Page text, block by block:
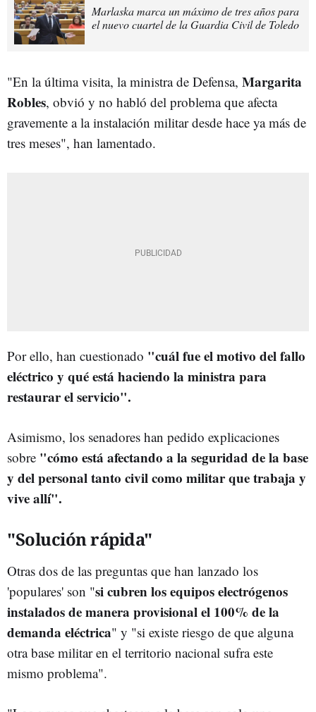
Marlaska marca un máximo de tres años para
el nuevo cuartel de la Guardia Civil de Toledo
"En la última visita, la ministra de Defensa, Margarita
Robles, obvió y no habló del problema que afecta
gravemente a la instalación militar desde hace ya más de
tres meses", han lamentado.
Por ello, han cuestionado "cuál fue el motivo del fallo
eléctrico y qué está haciendo la ministra para
restaurar el servicio".
Asimismo, los senadores han pedido explicaciones
sobre "cómo está afectando a la seguridad de la base
y del personal tanto civil como militar que trabaja y
vive allí".
"Solución rápida"
Otras dos de las preguntas que han lanzado los
'populares' son "si cubren los equipos electrógenos
instalados de manera provisional el 100% de la
demanda eléctrica" y "si existe riesgo de que alguna
otra base militar en el territorio nacional sufra este
mismo problema".